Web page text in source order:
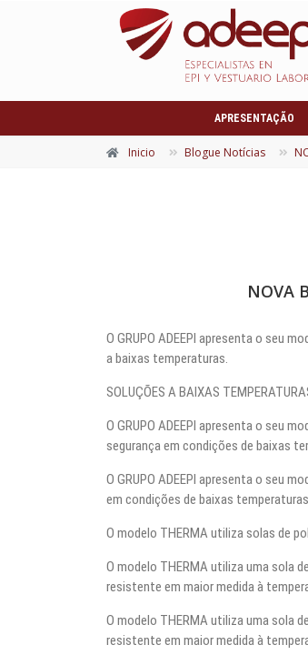
APRESENTAÇÃO
Inicio Blogue Notícias
NOVA
O GRUPO ADEEPI apresenta o seu
a baixas temperaturas.
SOLUÇÕES A BAIXAS
O GRUPO ADEEPI apresenta o seu
segurança em condições de baixas
O GRUPO ADEEPI apresenta o seu
em condições de baixas
O modelo THERMA utiliza solas de
O modelo THERMA utiliza uma sola
resistente em maior medida à
O modelo THERMA utiliza uma sola
resistente em maior medida à